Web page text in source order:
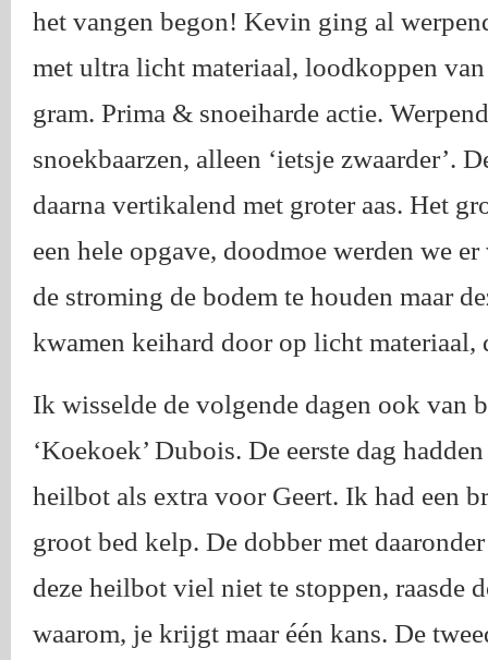
het vangen begon! Kevin ging al
met ultra licht materiaal, loodkoppen
gram. Prima & snoeiharde actie. Werpend
snoekbaarzen, alleen ‘ietsje zwaarder’.
daarna vertikalend met groter aas. Het
een hele opgave, doodmoe werden we
de stroming de bodem te houden maar
kwamen keihard door op licht
Ik wisselde de volgende dagen ook van
‘Koekoek’ Dubois. De eerste dag
heilbot als extra voor Geert. Ik had een
groot bed kelp. De dobber met
deze heilbot viel niet te stoppen, raasde
waarom, je krijgt maar één kans. De